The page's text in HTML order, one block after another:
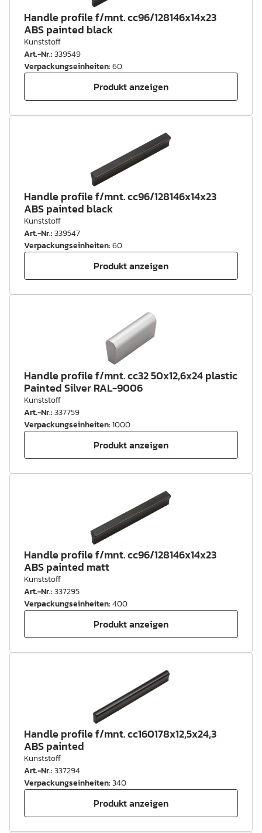
Handle profile f/mnt. cc96/128146x14x23
ABS painted black
Kunststoff
Art.-Nr.:339549
Verpackungseinheiten:60
Produkt anzeigen
Handle profile f/mnt. cc96/128146x14x23
ABS painted black
Kunststoff
Art.-Nr.:339547
Verpackungseinheiten:60
Produkt anzeigen
Handle profile f/mnt. cc32 50x12,6x24 plastic
Painted Silver RAL-9006
Kunststoff
Art.-Nr.:337759
Verpackungseinheiten:1000
Produkt anzeigen
Handle profile f/mnt. cc96/128146x14x23
ABS painted matt
Kunststoff
Art.-Nr.:337295
Verpackungseinheiten:400
Produkt anzeigen
Handle profile f/mnt. cc160178x12,5x24,3
ABS painted
Kunststoff
Art.-Nr.:337294
Verpackungseinheiten:340
Produkt anzeigen